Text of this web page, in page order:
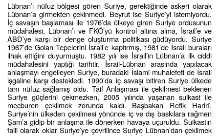
Lübnan’ı nüfuz bölgesi gören Suriye, gerektiğinde askeri olarak
Lübnan’a girmekten çekinmedi. Beyrut ise Suriye’yi istemiyordu.
İç savaşın başlaması ile 1976’da ülkeye giren Suriye ordusunun
müdahalesi, Lübnan’ı ve FKÖ’yü kontrol altına alma, İsrail’e ve
ABD’ye karşı bir denge oluşturma politikası güdüyordu. Suriye
1967’de Golan Tepelerini İsrail’e kaptırmış, 1981’de İsrail buraları
ilhak ettiğini duyurmuştu. 1982 yılı ise İsrail’in Lübnan’a ilk ciddi
müdahalesini yaptığı tarihtir. İsrail-Lübnan arasında yapılacak
anlaşmayı engelleyen Suriye, buradaki İslami muhalefeti de İsrail
işgaline karşı destekledi. 1990’da iç savaşı bitiren Suriye ülkede
tam nüfuz sağlamış oldu. Taif Anlaşması ile çekilmesi beklenen
Suriye güçlerini çekmezken, 2005 yılında yaşanan suikast ile
mecburen çekilmek zorunda kaldı. Başbakan Refik Harirî,
Suriye’nin ülkeden çekilmesi yönünde iç ve dış baskılara rağmen
Şam’a gidip bir anlaşma ile dönerken havaya uçuruldu. Suikastın
faili olarak oklar Suriye’ye çevrilince Suriye Lübnan’dan çekilmek